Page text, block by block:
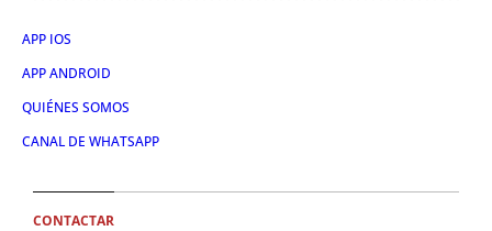
APP IOS
APP ANDROID
QUIÉNES SOMOS
CANAL DE WHATSAPP
CONTACTAR